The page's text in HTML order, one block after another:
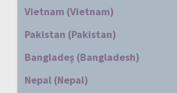
Vietnam (Vietnam)
Pakistan (Pakistan)
Bangladeş (Bangladesh)
Nepal (Nepal)